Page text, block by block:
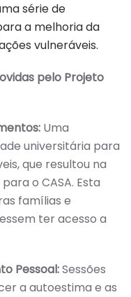
série de
a melhoria da
vulneráveis.
pelo Projeto
Uma
universitária para
que resultou na
o CASA. Esta
famílias e
ter acesso a
Pessoal:Sessões
a autoestima e as